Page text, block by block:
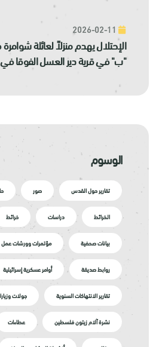
الإحتلال يهدم منزلاً لعائلة
"ب" في قرية دير العسل الفوقا في
الوسوم
تقارير حول القدس صور
الخرائط دراسات خرائط
بيانات صحفية مؤتمرات وورشات عمل
روابط صديقة أوامر عسكرية إسرائيلية
تقارير الانتهاكات السنوية جولات
نشرة آلام زيتون فلسطين عطاءات